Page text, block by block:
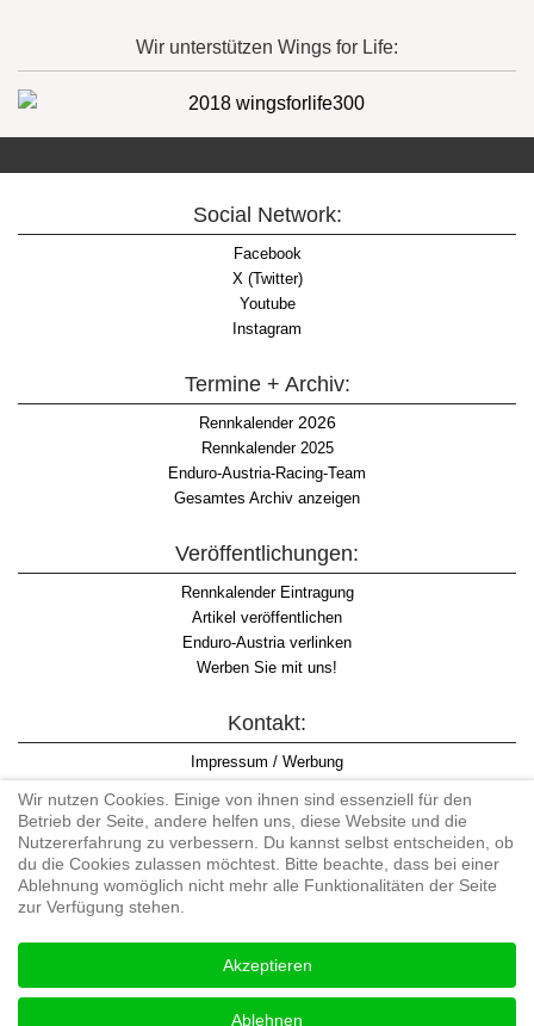
Wir unterstützen Wings for Life:
Social Network:
Facebook
X (Twitter)
Youtube
Instagram
Termine + Archiv:
Rennkalender2026
Rennkalender 2025
Enduro-Austria-Racing-Team
Gesamtes Archiv anzeigen
Veröffentlichungen:
Rennkalender Eintragung
Artikel veröffentlichen
Enduro-Austria verlinken
Werben Sie mit uns!
Kontakt:
Impressum / Werbung
Informationspflicht WKO
AGB
#enduroaustria, #wirlebenenduro #enduroaustriaracingteam
Enduro-Austria, Enduro, Endurosport, Endurocross, Endurotraining,
Wir nutzen Cookies. Einige von ihnen sind essenziell für den
Betrieb der Seite, andere helfen uns, diese Website und die
Nutzererfahrung zu verbessern. Du kannst selbst entscheiden, ob
du die Cookies zulassen möchtest. Bitte beachte, dass bei einer
Ablehnung womöglich nicht mehr alle Funktionalitäten der Seite
zur Verfügung stehen.
Akzeptieren
Ablehnen